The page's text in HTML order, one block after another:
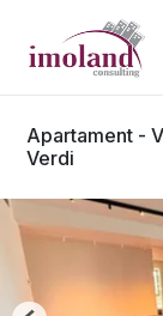
Apartament -
Verdi